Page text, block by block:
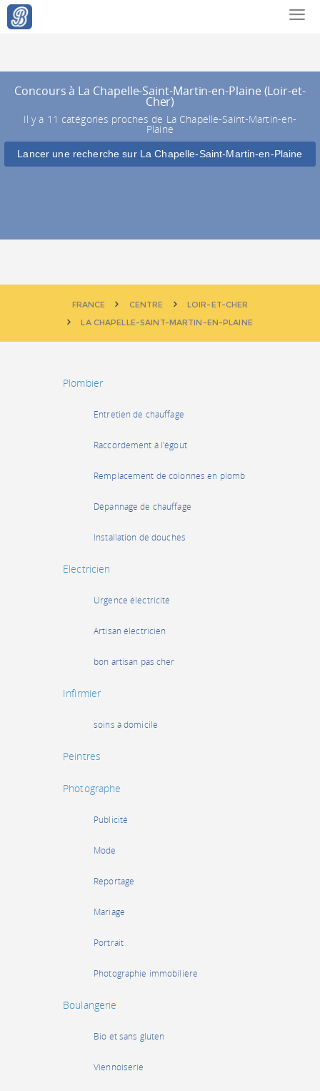
Concours à La Chapelle-Saint-Martin-en-Plaine (Loir-et-
Cher)
Il y a 11 catégories proches de La Chapelle-Saint-Martin-en-
Plaine
Lancer une recherche sur La Chapelle-Saint-Martin-en-Plaine
FRANCE CENTRE
LOIR-ET-CHER
LA CHAPELLE-SAINT-MARTIN-EN-PLAINE
Plombier
Entretien de chauffage
Raccordement à l'égout
Remplacement de colonnes en plomb
Dépannage de chauffage
Installation de douches
Electricien
Urgence électricité
Artisan électricien
bon artisan pas cher
Infirmier
soins à domicile
Peintres
Photographe
Publicité
Mode
Reportage
Mariage
Portrait
Photographie immobilière
Boulangerie
Bio et sans gluten
Viennoiserie